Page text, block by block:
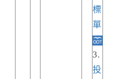
標
單
3.
投